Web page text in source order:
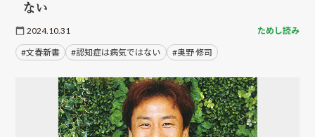
ない
2024.10.31 ためし読み
#文春新書 #認知症は病気ではない #奥野 修司